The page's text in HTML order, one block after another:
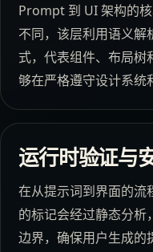
Prompt 到 UI 架构的
不同，该层利用语义解
式，代表组件、布局树
够在严格遵守设计系统
运行时验证与
在从提示词到界面的流
的标记会经过静态分析
边界，确保用户生成的